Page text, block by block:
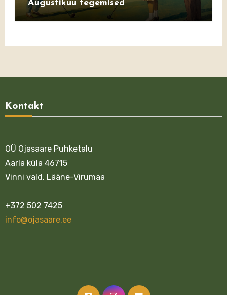
Augustikuu tegemised
Kontakt
OÜ Ojasaare Puhketalu
Aarla küla 46715
Vinni vald, Lääne-Virumaa
+372 502 7425
info@ojasaare.ee